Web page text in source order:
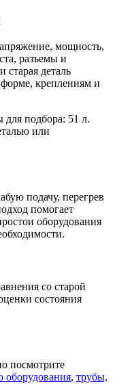
мощность,
разъемы и
старая деталь
форме, креплениям и
подбора: 51 л.
или
подачу, перегрев
помогает
оборудования
со старой
состояния
посмотрите
оборудования, трубы,